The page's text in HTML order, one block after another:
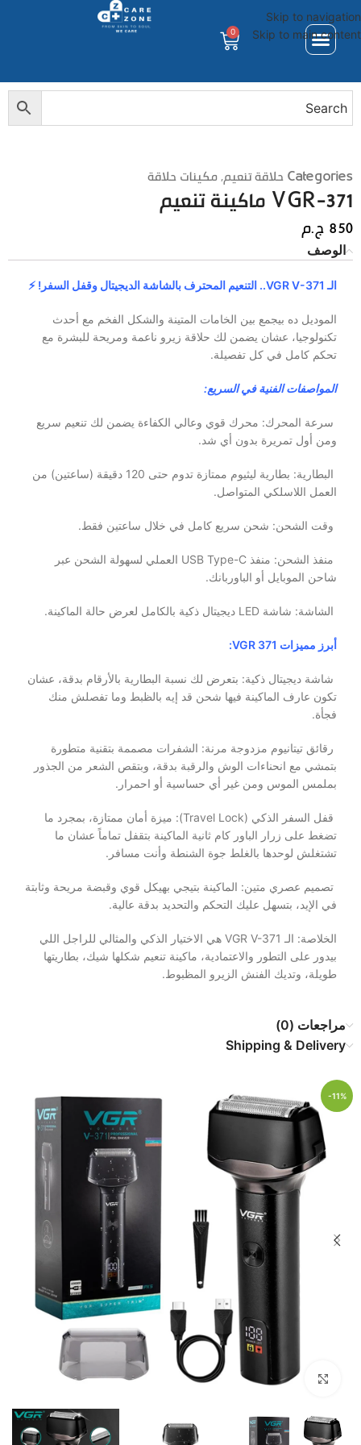
Skip to navigation
Skip to main content
0
Categoriesحلاقة تنعيم,مكينات حلاقة
VGR-371 ماكينة تنعيم
850ج.م
الوصف
الـ VGR V-371.. التنعيم المحترف بالشاشة الديجيتال وقفل السفر! ⚡
الموديل ده بيجمع بين الخامات المتينة والشكل الفخم مع أحدث
تكنولوجيا، عشان يضمن لك حلاقة زيرو ناعمة ومريحة للبشرة مع
تحكم كامل في كل تفصيلة.
المواصفات الفنية في السريع:
سرعة المحرك: محرك قوي وعالي الكفاءة يضمن لك تنعيم سريع
ومن أول تمريرة بدون أي شد.
البطارية: بطارية ليثيوم ممتازة تدوم حتى 120 دقيقة (ساعتين) من
العمل اللاسلكي المتواصل.
وقت الشحن: شحن سريع كامل في خلال ساعتين فقط.
منفذ الشحن: منفذ USB Type-C العملي لسهولة الشحن عبر
شاحن الموبايل أو الباوربانك.
الشاشة: شاشة LED ديجيتال ذكية بالكامل لعرض حالة الماكينة.
أبرز مميزات VGR 371:
شاشة ديجيتال ذكية: بتعرض لك نسبة البطارية بالأرقام بدقة، عشان
تكون عارف الماكينة فيها شحن قد إيه بالظبط وما تفصلش منك
فجأة.
رقائق تيتانيوم مزدوجة مرنة: الشفرات مصممة بتقنية متطورة
بتمشي مع انحناءات الوش والرقبة بدقة، وبتقص الشعر من الجذور
بملمس الموس ومن غير أي حساسية أو احمرار.
قفل السفر الذكي (Travel Lock): ميزة أمان ممتازة، بمجرد ما
تضغط على زرار الباور كام ثانية الماكينة بتقفل تماماً عشان ما
تشتغلش لوحدها بالغلط جوة الشنطة وأنت مسافر.
تصميم عصري متين: الماكينة بتيجي بهيكل قوي وقبضة مريحة وثابتة
في الإيد، بتسهل عليك التحكم والتحديد بدقة عالية.
الخلاصة: الـ VGR V-371 هي الاختيار الذكي والمثالي للراجل اللي
بيدور على التطور والاعتمادية، ماكينة تنعيم شكلها شيك، بطاريتها
طويلة، وتديك الفنش الزيرو المظبوط.
مراجعات (0)
Shipping & Delivery
-11%
Click to enlarge